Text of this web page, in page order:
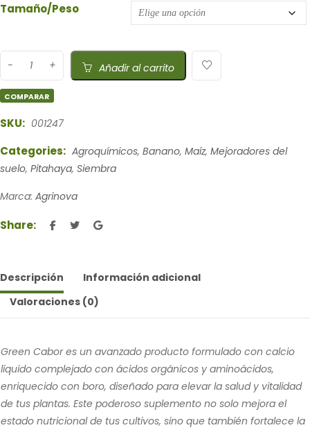
Tamaño/Peso
Añadir al carrito
COMPARAR
SKU: 001247
Categories: Agroquímicos, Banano, Maíz, Mejoradores del
suelo, Pitahaya, Siembra
Marca: Agrinova
Share:
Descripción
Información adicional
Valoraciones (0)
Green Cabor es un avanzado producto formulado con calcio
líquido complejado con ácidos orgánicos y aminoácidos,
enriquecido con boro, diseñado para elevar la salud y vitalidad
de tus plantas. Este poderoso suplemento no solo mejora el
estado nutricional de tus cultivos, sino que también fortalece la